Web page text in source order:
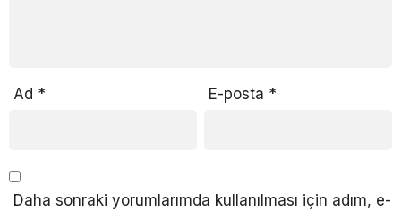
Ad * E-posta *
Daha sonraki yorumlarımda kullanılması için adım, e-